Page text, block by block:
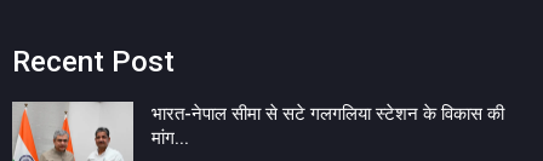
Recent Post
भारत-नेपाल सीमा से सटे गलगलिया स्टेशन के विकास की
मांग...